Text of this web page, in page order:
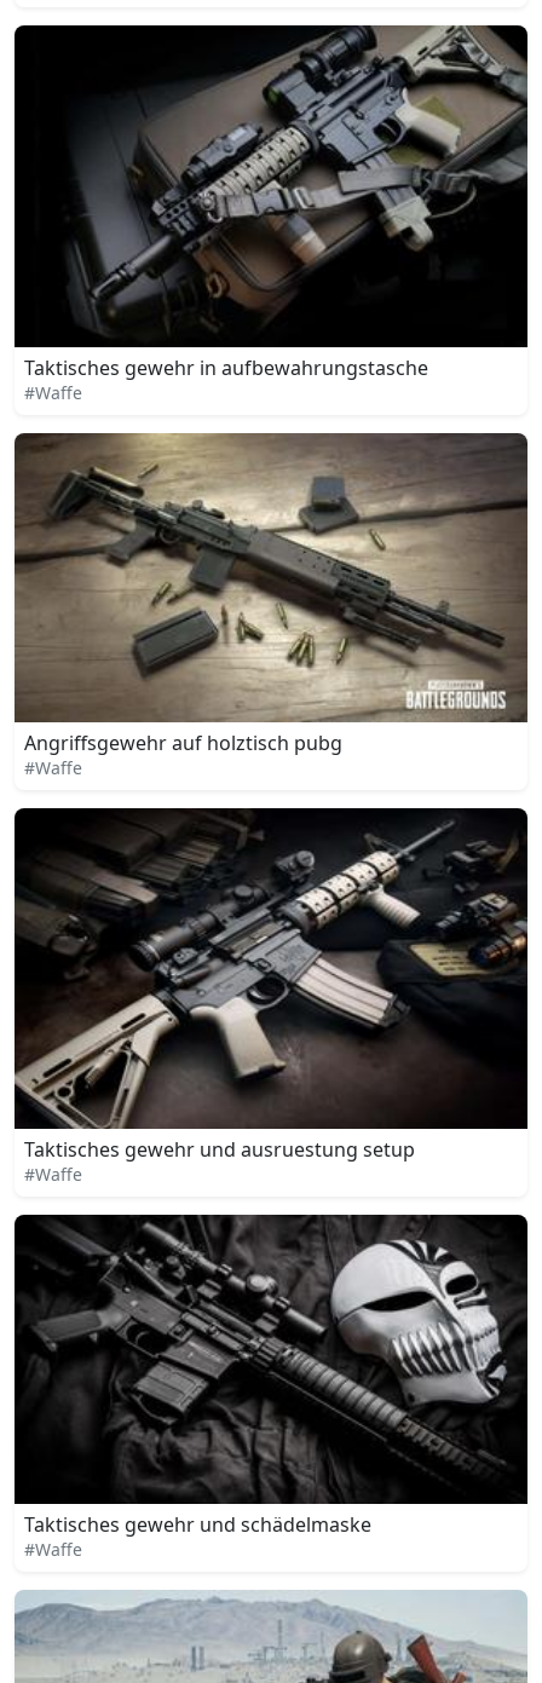
Taktisches gewehr in aufbewahrungstasche
#Waffe
Angriffsgewehr auf holztisch pubg
#Waffe
Taktisches gewehr und ausruestung setup
#Waffe
Taktisches gewehr und schädelmaske
#Waffe